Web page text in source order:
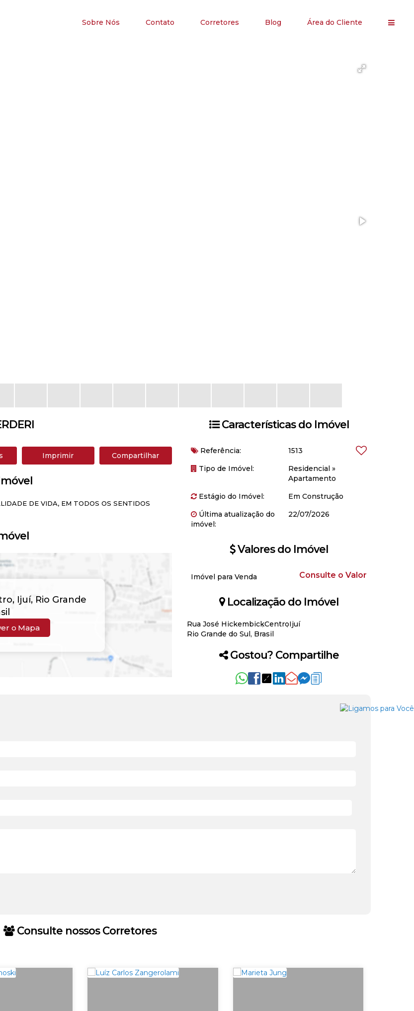
Sobre Nós Contato Corretores Blog Área do Cliente
Imprimir Compartilhar
DE VIDA, EM TODOS OS SENTIDOS
, Ijuí, Rio Grande
o Mapa
Características do Imóvel
Referência:
1513
Tipo de Imóvel:
Residencial »
Apartamento
Estágio do Imóvel:
Em Construção
Última atualização do
imóvel:
22/07/2026
Valores do Imóvel
Consulte o Valor
Imóvel para Venda
Localização do Imóvel
Rua José HickembickCentroIjuí
Rio Grande do Sul, Brasil
Gostou? Compartilhe
Consulte nossos Corretores